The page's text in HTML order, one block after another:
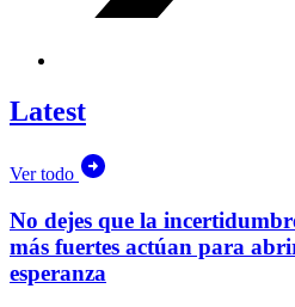
Latest
Ver todo
No dejes que la
más fuertes actúan para
esperanza